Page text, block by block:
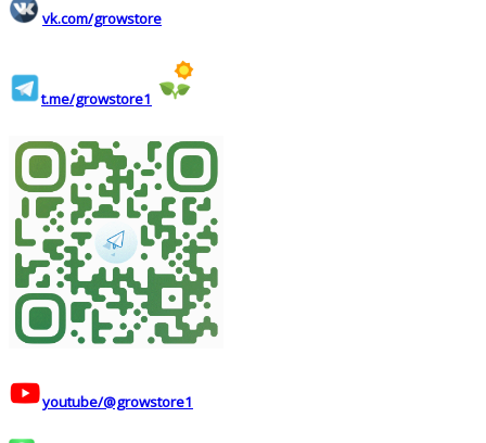
vk.com/growstore
t.me/growstore1
youtube/@growstore1